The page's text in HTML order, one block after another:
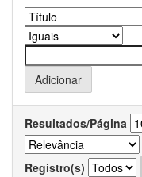
Resultados/Página
Registro(s)